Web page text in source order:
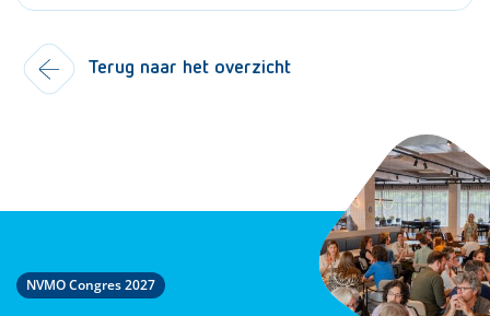
Terug naar het overzicht
NVMO Congres 2027